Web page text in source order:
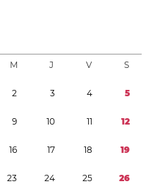
M J V S
2 3 4 5
9 10 11 12
16 17 18 19
23 24 25 26